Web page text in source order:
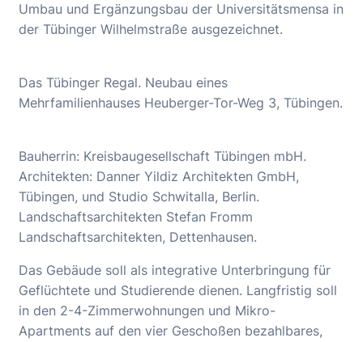
Umbau und Ergänzungsbau der Universitätsmensa in
der Tübinger Wilhelmstraße ausgezeichnet.
Das Tübinger Regal. Neubau eines
Mehrfamilienhauses Heuberger-Tor-Weg 3, Tübingen.
Bauherrin: Kreisbaugesellschaft Tübingen mbH.
Architekten: Danner Yildiz Architekten GmbH,
Tübingen, und Studio Schwitalla, Berlin.
Landschaftsarchitekten Stefan Fromm
Landschaftsarchitekten, Dettenhausen.
Das Gebäude soll als integrative Unterbringung für
Geflüchtete und Studierende dienen. Langfristig soll
in den 2-4-Zimmerwohnungen und Mikro-
Apartments auf den vier Geschoßen bezahlbares,